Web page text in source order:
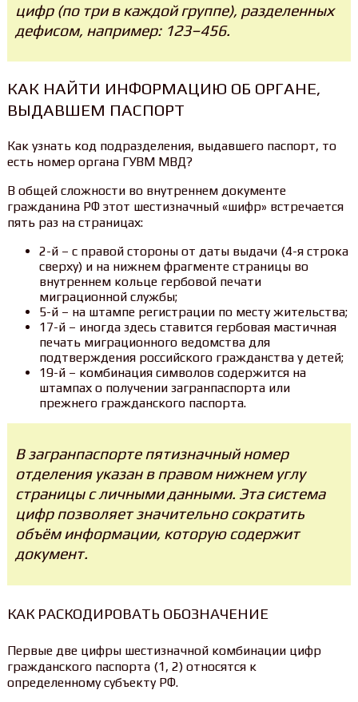
цифр (по три в каждой группе), разделенных
дефисом, например: 123–456.
КАК НАЙТИ ИНФОРМАЦИЮ ОБ ОРГАНЕ,
ВЫДАВШЕМ ПАСПОРТ
Как узнать код подразделения, выдавшего паспорт, то
есть номер органа ГУВМ МВД?
В общей сложности во внутреннем документе
гражданина РФ этот шестизначный «шифр» встречается
пять раз на страницах:
2-й – с правой стороны от даты выдачи (4-я строка
сверху) и на нижнем фрагменте страницы во
внутреннем кольце гербовой печати
миграционной службы;
5-й – на штампе регистрации по месту жительства;
17-й – иногда здесь ставится гербовая мастичная
печать миграционного ведомства для
подтверждения российского гражданства у детей;
19-й – комбинация символов содержится на
штампах о получении загранпаспорта или
прежнего гражданского паспорта.
В загранпаспорте пятизначный номер
отделения указан в правом нижнем углу
страницы с личными данными. Эта система
цифр позволяет значительно сократить
объём информации, которую содержит
документ.
КАК РАСКОДИРОВАТЬ ОБОЗНАЧЕНИЕ
Первые две цифры шестизначной комбинации цифр
гражданского паспорта (1, 2) относятся к
определенному субъекту РФ.